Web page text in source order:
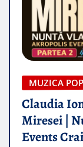
MUZICA
Claudia
Miresei |
Events